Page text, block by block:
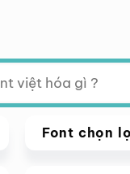
Font chọn